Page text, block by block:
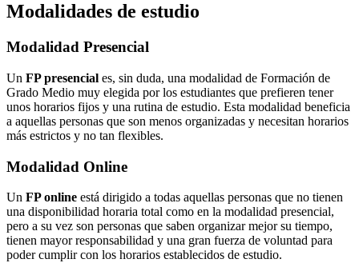
Modalidades de estudio
Modalidad Presencial
Un FP presencial es, sin duda, una modalidad de Formación de
Grado Medio muy elegida por los estudiantes que prefieren tener
unos horarios fijos y una rutina de estudio. Esta modalidad beneficia
a aquellas personas que son menos organizadas y necesitan horarios
más estrictos y no tan flexibles.
Modalidad Online
Un FP online está dirigido a todas aquellas personas que no tienen
una disponibilidad horaria total como en la modalidad presencial,
pero a su vez son personas que saben organizar mejor su tiempo,
tienen mayor responsabilidad y una gran fuerza de voluntad para
poder cumplir con los horarios establecidos de estudio.